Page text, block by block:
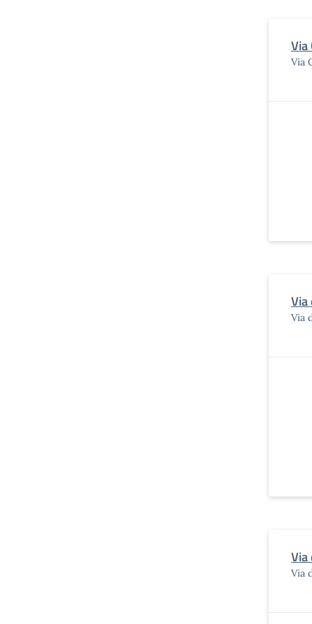
Via
Via
Via
Via
Via
Via